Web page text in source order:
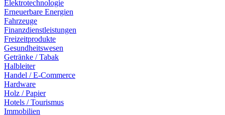
Elektrotechnologie
Erneuerbare Energien
Fahrzeuge
Finanzdienstleistungen
Freizeitprodukte
Gesundheitswesen
Getränke / Tabak
Halbleiter
Handel / E-Commerce
Hardware
Holz / Papier
Hotels / Tourismus
Immobilien